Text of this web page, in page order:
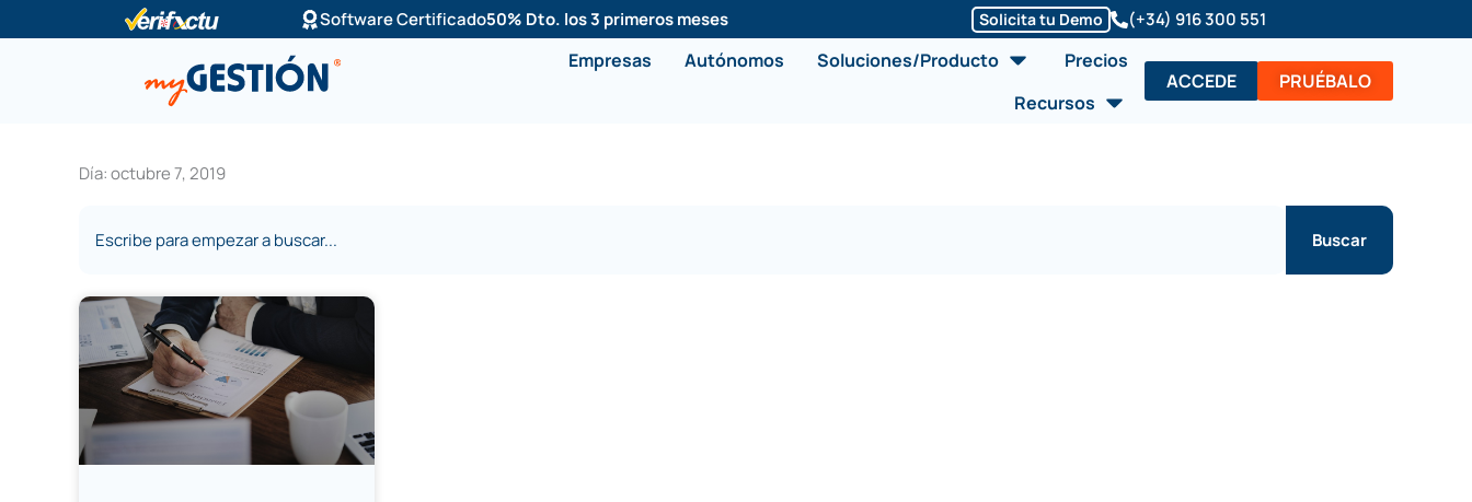
al
Software Certificado50% Dto. los 3 primeros meses Solicita tu Demo (+34) 916 300 551
Empresas Autónomos Soluciones/Producto Abrir Soluciones/Producto
Precios
Recursos Abrir Recursos
ACCEDE PRUÉBALO
Día: octubre 7, 2019
Buscar